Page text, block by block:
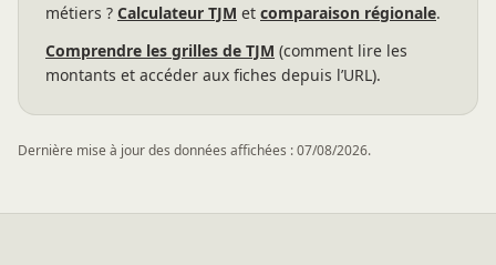
métiers ? Calculateur TJM et comparaison régionale.
Comprendre les grilles de TJM (comment lire les
montants et accéder aux fiches depuis l’URL).
Dernière mise à jour des données affichées : 07/08/2026.